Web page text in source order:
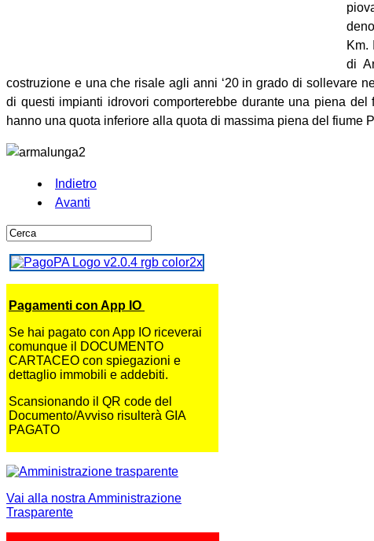
Km.
di
costruzione e una che risale agli anni ‘20 in grado di sollevare
di questi impianti idrovori comporterebbe durante una piena
hanno una quota inferiore alla quota di massima piena del fiume
Indietro
Avanti
Pagamenti con App IO
Se hai pagato con App IO riceverai
comunque il DOCUMENTO
CARTACEO con spiegazioni e
dettaglio immobili e addebiti.
Scansionando il QR code del
Documento/Avviso risulterà GIA
PAGATO
Vai alla nostra Amministrazione
Trasparente